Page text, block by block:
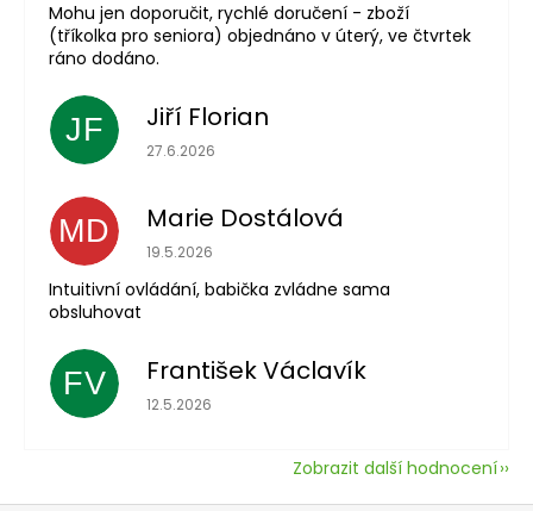
Mohu jen doporučit, rychlé doručení - zboží
(tříkolka pro seniora) objednáno v úterý, ve čtvrtek
ráno dodáno.
JF Jiří Florian
Hodnocení obchodu je 5 z 5 hvězdiček.
27.6.2026
MD Marie Dostálová
Hodnocení obchodu je 5 z 5 hvězdiček.
19.5.2026
Intuitivní ovládání, babička zvládne sama
obsluhovat
FV František Václavík
Hodnocení obchodu je 5 z 5 hvězdiček.
12.5.2026
Zobrazit další hodnocení